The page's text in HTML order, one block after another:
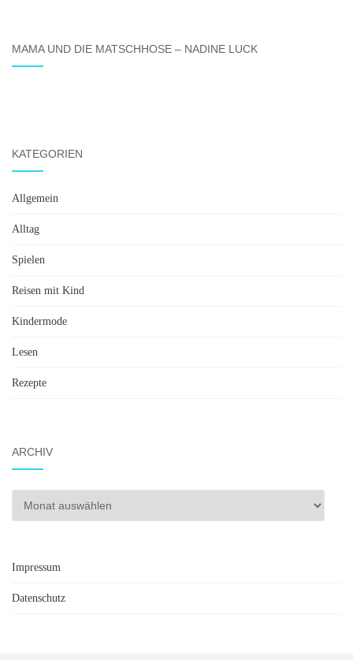
MAMA UND DIE MATSCHHOSE – NADINE LUCK
KATEGORIEN
Allgemein
Alltag
Spielen
Reisen mit Kind
Kindermode
Lesen
Rezepte
ARCHIV
Archiv
Impressum
Datenschutz